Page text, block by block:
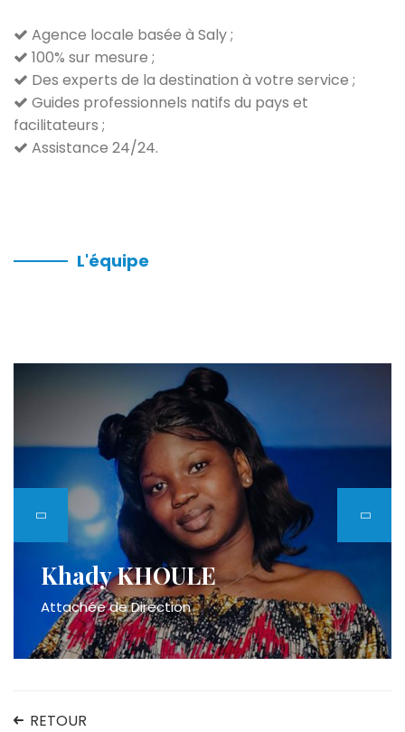
Agence locale basée à Saly ;
100% sur mesure ;
Des experts de la destination à votre service ;
Guides professionnels natifs du pays et
facilitateurs ;
Assistance 24/24.
L'équipe
Khady KHOULE
Attachée de Direction
RETOUR